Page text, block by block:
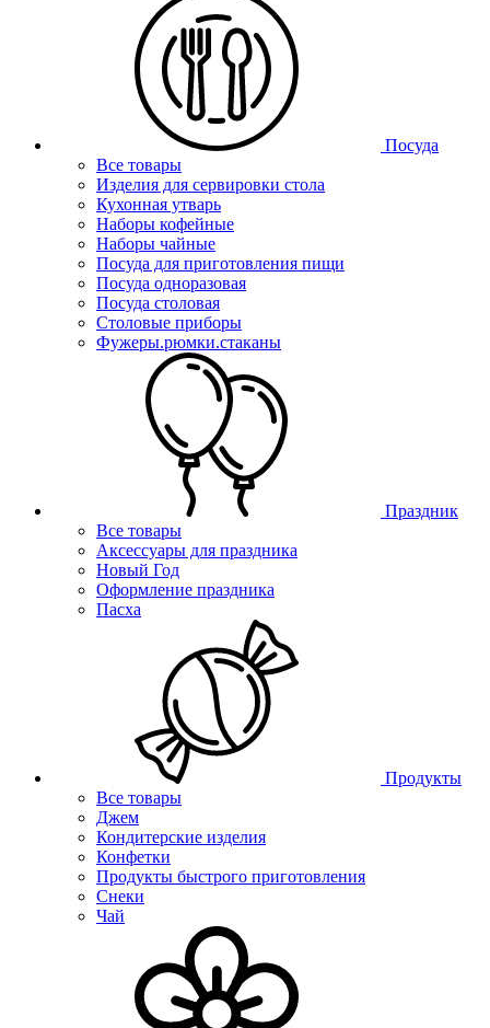
Посуда
Все товары
Изделия для сервировки стола
Кухонная утварь
Наборы кофейные
Наборы чайные
Посуда для приготовления пищи
Посуда одноразовая
Посуда столовая
Столовые приборы
Фужеры.рюмки.стаканы
Праздник
Все товары
Аксессуары для праздника
Новый Год
Оформление праздника
Пасха
Продукты
Все товары
Джем
Кондитерские изделия
Конфетки
Продукты быстрого приготовления
Снеки
Чай